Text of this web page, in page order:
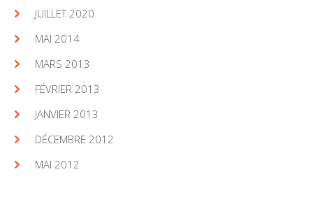
JUILLET 2020
MAI 2014
MARS 2013
FÉVRIER 2013
JANVIER 2013
DÉCEMBRE 2012
MAI 2012